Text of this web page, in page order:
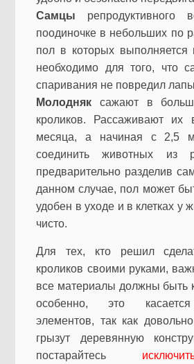
Самцы репродуктивного
поодиночке в небольших по
пол в которых выполняется
необходимо для того, что
спаривания не повредил
Молодняк сажают в
кроликов. Рассаживают их
месяца, а начиная с 2,5
соединить животных из
предварительно разделив
данном случае, пол может
удобен в уходе и в клетках у
чисто.
Для тех, кто решил
кроликов своими руками,
все материалы должны быть
особенно, это
элементов, так как
грызут деревянную
постарайтесь